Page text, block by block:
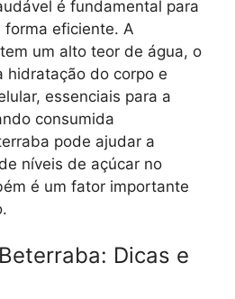
é fundamental para
forma eficiente. A
um alto teor de água, o
hidratação do corpo e
essenciais para a
consumida
pode ajudar a
níveis de açúcar no
é um fator importante
Dicas e